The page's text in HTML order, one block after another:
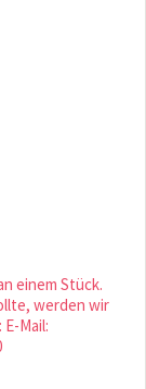
einem Stück.
werden wir
Mail: